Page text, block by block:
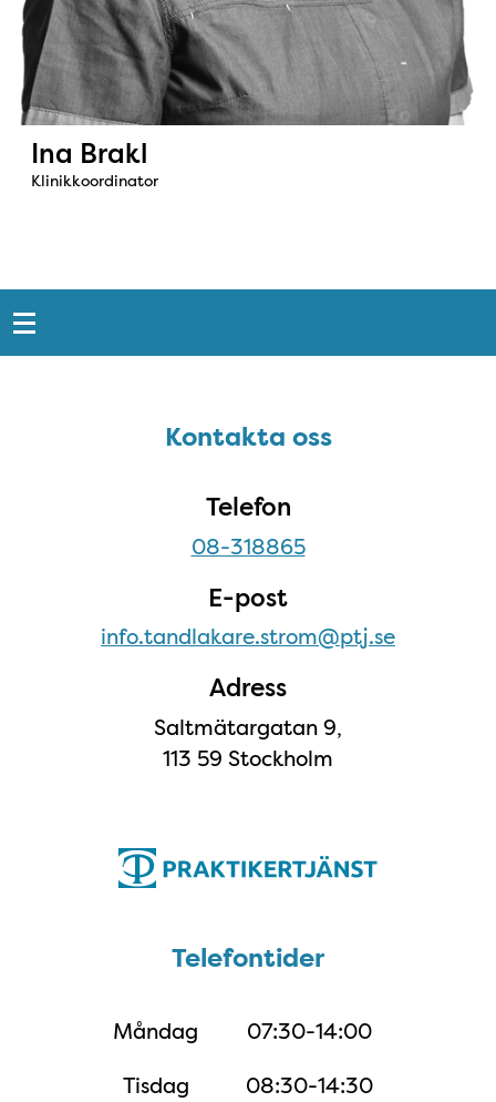
Ina Brakl
Klinikkoordinator
Snabblänkar
Kontakta ossKontakta oss
Telefon
08-318865
E-post
info.tandlakare.strom@ptj.se
Adress
Saltmätargatan 9,
113 59 Stockholm
TelefontiderTelefontider
Måndag
07:30-14:00
Tisdag
08:30-14:30